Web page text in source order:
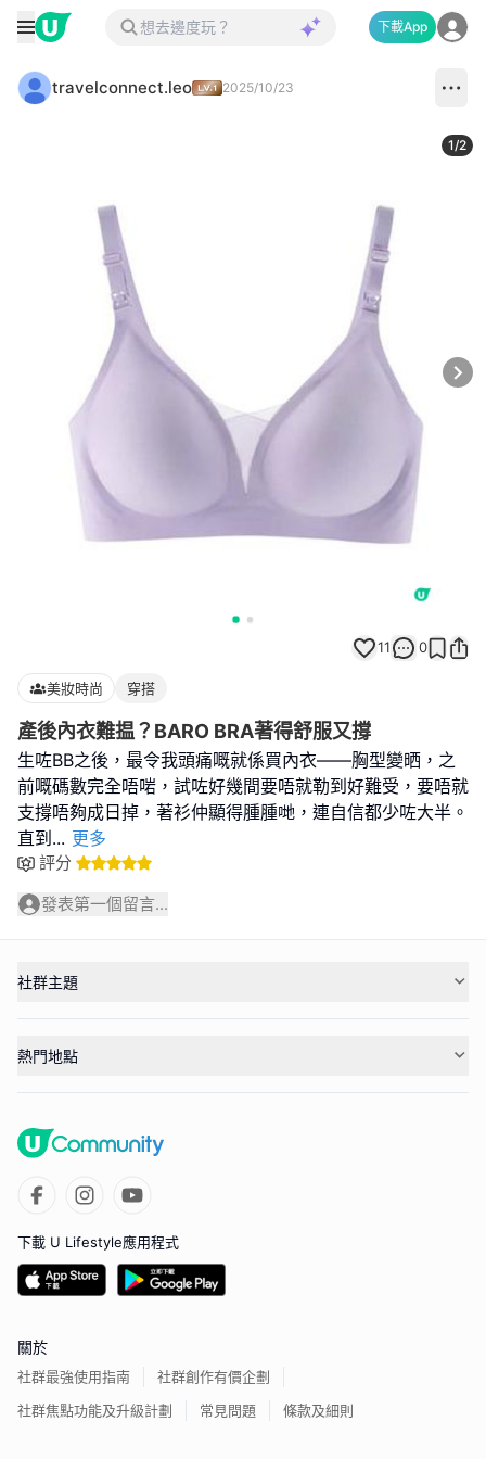
下載App
travelconnect.leo 2025/10/23
1/2
11 0
美妝時尚 穿搭
產後內衣難揾？BARO BRA著得舒服又撐
生咗BB之後，最令我頭痛嘅就係買內衣——胸型變晒，之
前嘅碼數完全唔啱，試咗好幾間要唔就勒到好難受，要唔就
支撐唔夠成日掉，著衫仲顯得腫腫哋，連自信都少咗大半。
直到 ... 更多
評分
發表第一個留言...
社群主題
熱門地點
下載 U Lifestyle應用程式
關於
社群最強使用指南
社群創作有價企劃
社群焦點功能及升級計劃
常見問題 條款及細則